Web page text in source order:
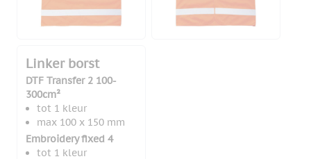
Linker borst
DTF Transfer 2 100-
300cm²
tot 1 kleur
max 100 x 150 mm
Embroidery fixed 4
tot 1 kleur